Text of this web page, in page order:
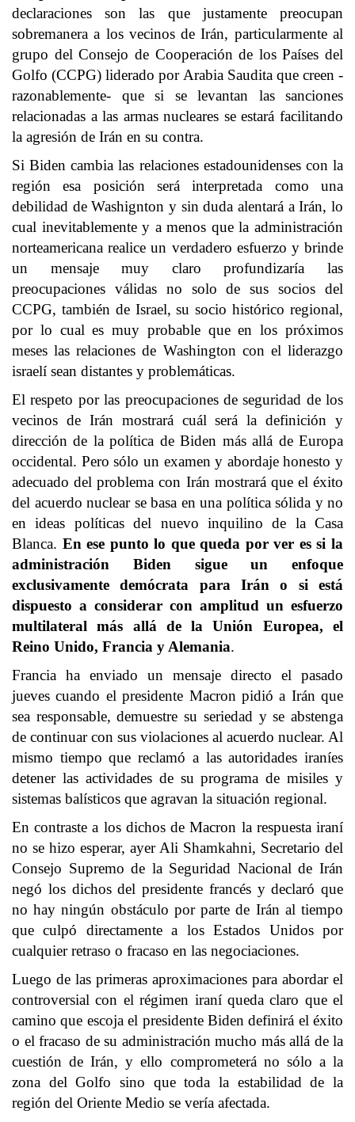
declaraciones son las que justamente preocupan
sobremanera a los vecinos de Irán, particularmente al
grupo del Consejo de Cooperación de los Países del
Golfo (CCPG) liderado por Arabia Saudita que creen -
razonablemente- que si se levantan las sanciones
relacionadas a las armas nucleares se estará facilitando
la agresión de Irán en su contra.
Si Biden cambia las relaciones estadounidenses con la
región esa posición será interpretada como una
debilidad de Washignton y sin duda alentará a Irán, lo
cual inevitablemente y a menos que la administración
norteamericana realice un verdadero esfuerzo y brinde
un mensaje muy claro profundizaría las
preocupaciones válidas no solo de sus socios del
CCPG, también de Israel, su socio histórico regional,
por lo cual es muy probable que en los próximos
meses las relaciones de Washington con el liderazgo
israelí sean distantes y problemáticas.
El respeto por las preocupaciones de seguridad de los
vecinos de Irán mostrará cuál será la definición y
dirección de la política de Biden más allá de Europa
occidental. Pero sólo un examen y abordaje honesto y
adecuado del problema con Irán mostrará que el éxito
del acuerdo nuclear se basa en una política sólida y no
en ideas políticas del nuevo inquilino de la Casa
Blanca. En ese punto lo que queda por ver es si la
administración Biden sigue un enfoque
exclusivamente demócrata para Irán o si está
dispuesto a considerar con amplitud un esfuerzo
multilateral más allá de la Unión Europea, el
Reino Unido, Francia y Alemania.
Francia ha enviado un mensaje directo el pasado
jueves cuando el presidente Macron pidió a Irán que
sea responsable, demuestre su seriedad y se abstenga
de continuar con sus violaciones al acuerdo nuclear. Al
mismo tiempo que reclamó a las autoridades iraníes
detener las actividades de su programa de misiles y
sistemas balísticos que agravan la situación regional.
En contraste a los dichos de Macron la respuesta iraní
no se hizo esperar, ayer Ali Shamkahni, Secretario del
Consejo Supremo de la Seguridad Nacional de Irán
negó los dichos del presidente francés y declaró que
no hay ningún obstáculo por parte de Irán al tiempo
que culpó directamente a los Estados Unidos por
cualquier retraso o fracaso en las negociaciones.
Luego de las primeras aproximaciones para abordar el
controversial con el régimen iraní queda claro que el
camino que escoja el presidente Biden definirá el éxito
o el fracaso de su administración mucho más allá de la
cuestión de Irán, y ello comprometerá no sólo a la
zona del Golfo sino que toda la estabilidad de la
región del Oriente Medio se vería afectada.